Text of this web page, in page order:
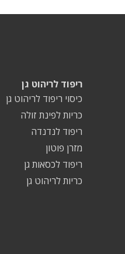
ריפוד לריהוט גן
כיסוי ריפוד לריהוט גן
כריות לפינת זולה
ריפוד לנדנדה
מזרן פוטון
ריפוד לכסאות גן
כריות לריהוט גן